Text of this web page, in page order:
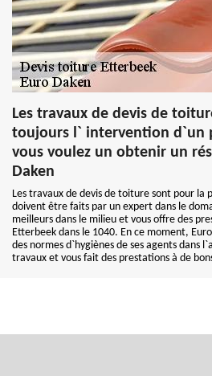
Les travaux de devis de
toujours l` intervention d`un
vous voulez un obtenir un
Daken
Les travaux de devis de toiture sont pour la
doivent être faits par un expert dans le
meilleurs dans le milieu et vous offre des
Etterbeek dans le 1040. En ce moment,
des normes d`hygiènes de ses agents dans
travaux et vous fait des prestations à de